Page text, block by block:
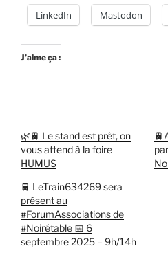
LinkedIn Mastodon
J’aime ça :
🌿🚆 Le stand est prêt, on
vous attend à la foire
HUMUS
🚆 LeTrain634269 sera
présent au
#ForumAssociations de
#Noirétable 📅 6
septembre 2025 – 9h/14h